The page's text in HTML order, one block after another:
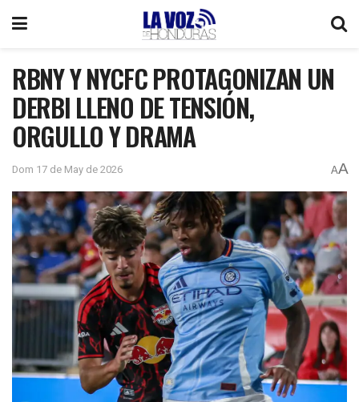
RBNY Y NYCFC PROTAGONIZAN UN
DERBI LLENO DE TENSIÓN,
ORGULLO Y DRAMA
Dom 17 de May de 2026 AA